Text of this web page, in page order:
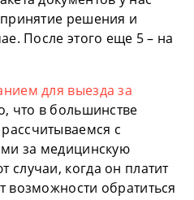
решения и
После этого еще 5 – на
для выезда за
что в большинстве
с
за медицинскую
когда он платит
возможности обратиться